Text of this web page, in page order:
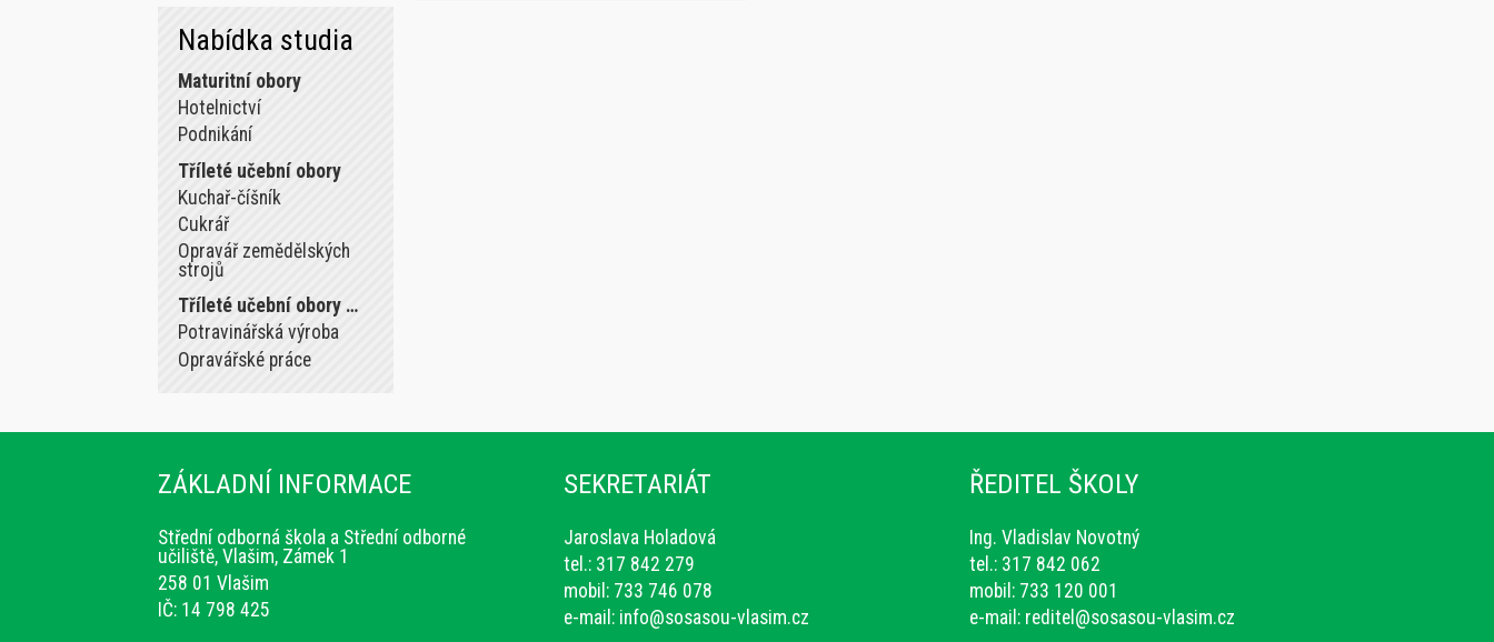
Nabídka studia
Maturitní obory
Hotelnictví
Podnikání
Tříleté učební obory
Kuchař-číšník
Cukrář
Opravář zemědělských
strojů
Tříleté učební obory …
Potravinářská výroba
Opravářské práce
ZÁKLADNÍ INFORMACE
Střední odborná škola a Střední odborné
učiliště, Vlašim, Zámek 1
258 01 Vlašim
IČ: 14 798 425
SEKRETARIÁT
Jaroslava Holadová
tel.: 317 842 279
mobil: 733 746 078
e-mail: info@sosasou-vlasim.cz
ŘEDITEL ŠKOLY
Ing. Vladislav Novotný
tel.: 317 842 062
mobil: 733 120 001
e-mail: reditel@sosasou-vlasim.cz